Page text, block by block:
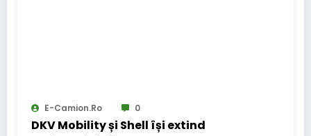
E-Camion.ro 0
DKV Mobility și Shell își extind